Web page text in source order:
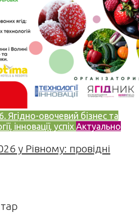
Ягідно-овочевий бізнес та
інновації, успіх Актуально
у Рівному: провідні